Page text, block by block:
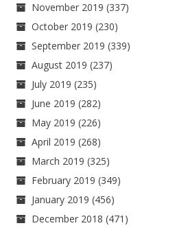
November 2019 (337)
October 2019 (230)
September 2019 (339)
August 2019 (237)
July 2019 (235)
June 2019 (282)
May 2019 (226)
April 2019 (268)
March 2019 (325)
February 2019 (349)
January 2019 (456)
December 2018 (471)